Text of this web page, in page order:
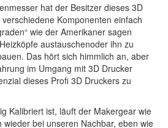
hat der Besitzer dieses 3D
Komponenten einfach
wie der Amerikaner sagen
austauschenoder ihn zu
Das hört sich himmlich an, aber
im Umgang mit 3D Drucker
dieses Profi 3D Druckers zu
Kalibriert ist, läuft der Makergear wie
bei unseren Nachbar, eben wie